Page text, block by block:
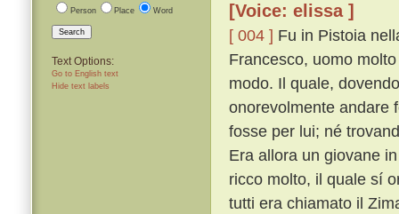
Person Place Word
Search
Text Options:
Go to English text
Hide text labels
[Voice: elissa ]
[ 004 ] Fu in Pistoia
Francesco, uomo
modo. Il quale,
onorevolmente andare
fosse per lui; né
Era allora un giovane
ricco molto, il quale sí
tutti era chiamato il